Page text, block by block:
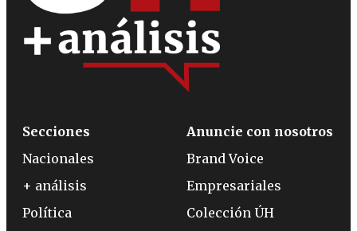
Secciones
Nacionales
+ análisis
Política
Anuncie con nosotros
Brand Voice
Empresariales
Colección ÚH